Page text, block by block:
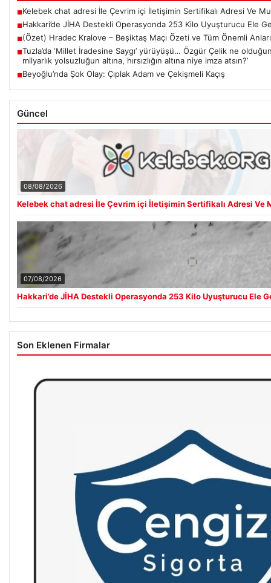
■Kelebek chat adresi İle Çevrim içi İletişimin Sertifikalı Adresi Ve
■Hakkari’de JİHA Destekli Operasyonda 253 Kilo Uyuşturucu Ele
■(Özet) Hradec Kralove – Beşiktaş Maçı Özeti ve Tüm Önemli Anları
■Tuzla’da ‘Millet İradesine Saygı’ yürüyüşü… Özgür Çelik ne
milyarlık yolsuzluğun altına, hırsızlığın altına niye imza atsın?’
■Beyoğlu’nda Şok Olay: Çıplak Adam ve Çekişmeli Kaçış
Güncel
08/08/2026
Kelebek chat adresi İle Çevrim içi İletişimin Sertifikalı Adresi Ve
07/08/2026
Hakkari’de JİHA Destekli Operasyonda 253 Kilo Uyuşturucu Ele
Son Eklenen Firmalar